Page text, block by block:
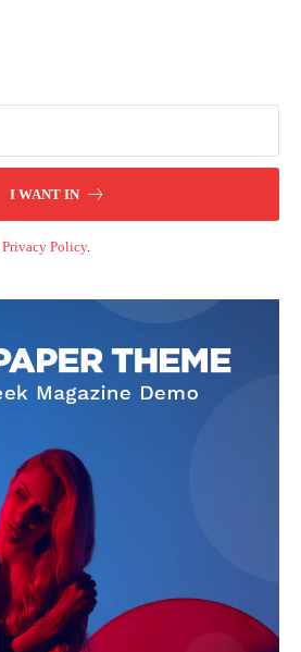
I WANT IN
Privacy Policy.